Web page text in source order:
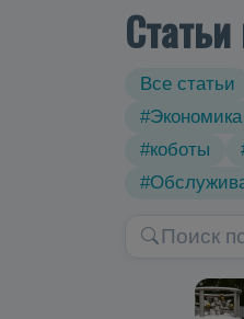
Все статьи
#коботы